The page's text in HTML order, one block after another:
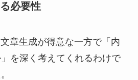
必要性
章生成が得意な一方で「内
を深く考えてくれるわけで